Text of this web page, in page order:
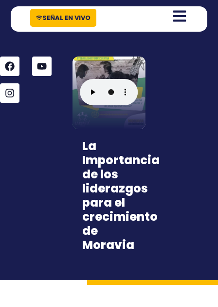
contenido
SEÑAL EN VIVO
La
Importancia
de los
liderazgos
para el
crecimiento
de
Moravia